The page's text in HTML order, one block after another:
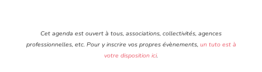
Cet agenda est ouvert à tous, associations, collectivités, agences
professionnelles, etc. Pour y inscrire vos propres évènements, un tuto est à
votre disposition ici.